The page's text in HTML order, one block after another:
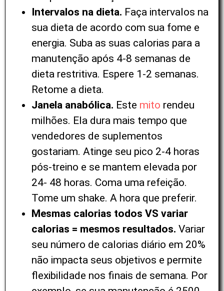
Intervalos na dieta. Faça intervalos na
sua dieta de acordo com sua fome e
energia. Suba as suas calorias para a
manutenção após 4-8 semanas de
dieta restritiva. Espere 1-2 semanas.
Retome a dieta.
Janela anabólica. Este mito rendeu
milhões. Ela dura mais tempo que
vendedores de suplementos
gostariam. Atinge seu pico 2-4 horas
pós-treino e se mantem elevada por
24- 48 horas. Coma uma refeição.
Tome um shake. A hora que preferir.
Mesmas calorias todos VS variar
calorias = mesmos resultados. Variar
seu número de calorias diário em 20%
não impacta seus objetivos e permite
flexibilidade nos finais de semana. Por